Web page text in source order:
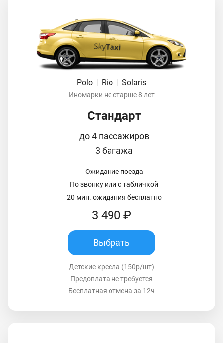
Polo | Rio | Solaris
Иномарки не старше 8 лет
Стандарт
до 4 пассажиров
3 багажа
Ожидание поезда
По звонку или с табличкой
20 мин. ожидания бесплатно
3 490 ₽
Выбрать
Детские кресла (150р/шт)
Предоплата не требуется
Бесплатная отмена за 12ч